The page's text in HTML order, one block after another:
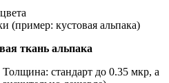
(пример: кустовая альпака)
ткань альпака
стандарт до 0.35 мкр, а